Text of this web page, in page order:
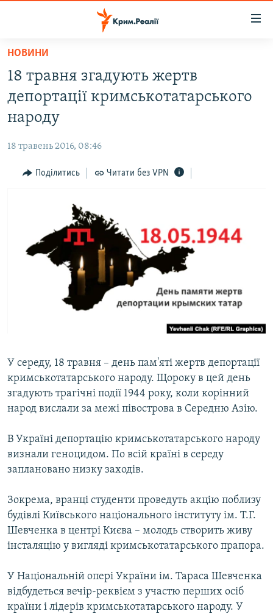
Перейти
основного
матеріалу
до
основної
навігації
Перейти
ВОДА.КРИМ
ВІДЕО ТА ФОТО
БЛОГИ
ПОГЛЯД
СПЕЦПРОЕКТИ
ДЕПОРТАЦІЯ
ВІДЕОУРОКИ «ELIFBE»
СВІДЧЕННЯ ОКУПАЦІЇ
ЯК ОБІЙТИ БЛОКУВАННЯ
Усі сайти RFE/RL
НОВИНИ
18 травня згадують жертв
депортації кримськотатарського
народу
18 травень 2016, 08:46
Поділитись Читати без VPN
У середу, 18 травня – день пам'яті жертв депортації
кримськотатарського народу. Щороку в цей день
згадують трагічні події 1944 року, коли корінний
народ вислали за межі півострова в Середню Азію.
В Україні депортацію кримськотатарського народу
визнали геноцидом. По всій країні в середу
заплановано низку заходів.
Зокрема, вранці студенти проведуть акцію поблизу
будівлі Київського національного інституту ім. Т.Г.
Шевченка в центрі Києва – молодь створить живу
інсталяцію у вигляді кримськотатарського прапора.
У Національній опері України ім. Тараса Шевченка
відбудеться вечір-реквієм з участю перших осіб
країни і лідерів кримськотатарського народу. У